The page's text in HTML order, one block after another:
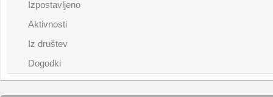
Izpostavljeno
Aktivnosti
Iz društev
Dogodki